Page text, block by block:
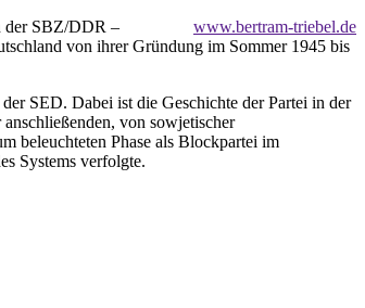
www.bertram-triebel.de
der SBZ/DDR –
von ihrer Gründung im Sommer 1945 bis
SED. Dabei ist die Geschichte der Partei in der
von sowjetischer
beleuchteten Phase als Blockpartei im
Systems verfolgte.